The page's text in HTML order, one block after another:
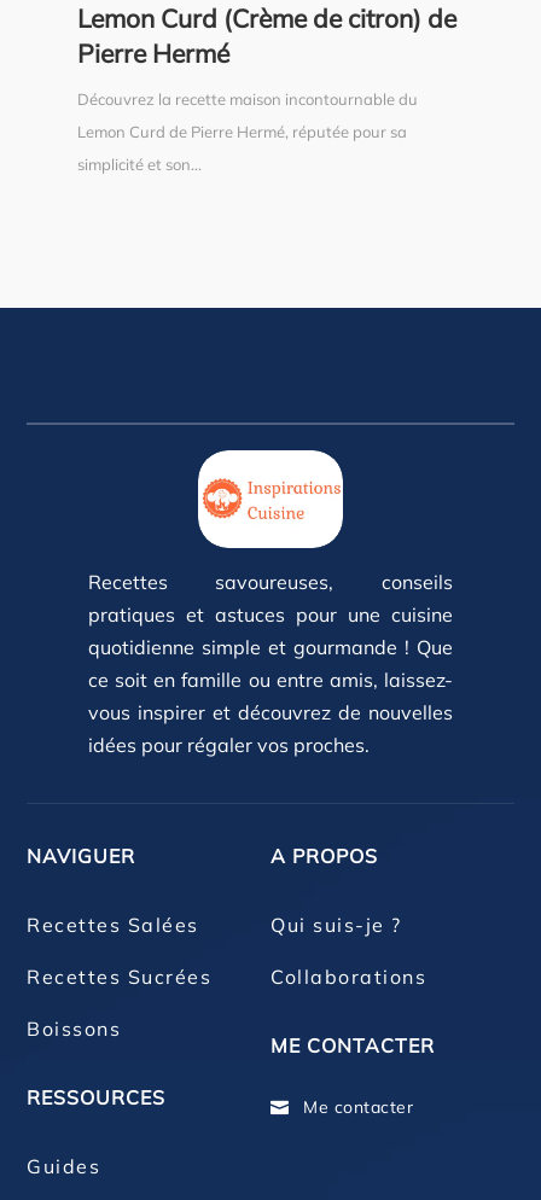
Lemon Curd (Crème de citron) de
Pierre Hermé
Découvrez la recette maison incontournable du
Lemon Curd de Pierre Hermé, réputée pour sa
simplicité et son...
Recettes savoureuses, conseils
pratiques et astuces pour une cuisine
quotidienne simple et gourmande ! Que
ce soit en famille ou entre amis, laissez-
vous inspirer et découvrez de nouvelles
idées pour régaler vos proches.
NAVIGUER
Recettes Salées
Recettes Sucrées
Boissons
RESSOURCES
Guides
A PROPOS
Qui suis-je ?
Collaborations
ME CONTACTER
 Me contacter